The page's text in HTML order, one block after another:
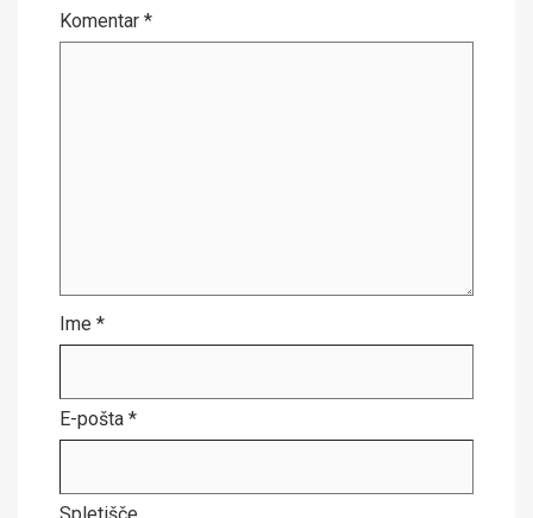
Komentar *
Ime *
E-pošta *